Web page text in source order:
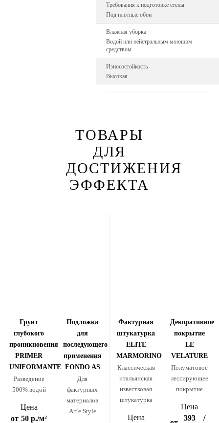
Требования к подготовке стены
Под плотные обои
Влажная уборка
Водой или нейстральным моющим
средством
Износостойкость
Высокая
ТОВАРЫ
ДЛЯ
ДОСТИЖЕНИЯ
ЭФФЕКТА
Грунт
глубокого
проникновения
PRIMER
UNIFORMANTE
Разведение
500% водой
Цена
от 50 р./м²
Подложка
для
последующего
применения
FONDO AS
Для
фактурных
материалов
Art'e Style
Фактурная
штукатурка
ELITE
MARMORINO
Классическая
итальянская
известковая
штукатурка
Цена
Декоративное
покрытие
LE
VELATURE
Полуматовое
лессирующее
покрытие
Цена
393
/